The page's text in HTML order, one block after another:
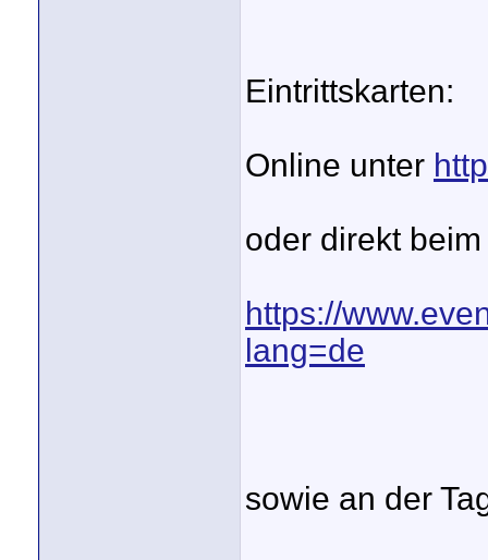
Eintrittskarten:
Online unter
oder direkt
https://
lang=de
sowie an der